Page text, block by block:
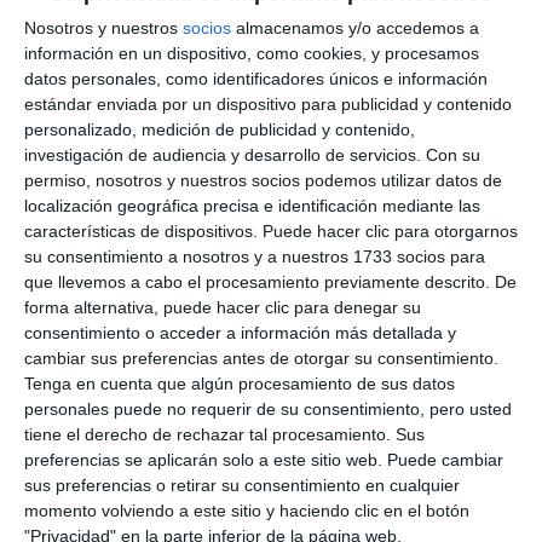
Nosotros y nuestros socios almacenamos y/o accedemos a
información en un dispositivo, como cookies, y procesamos
datos personales, como identificadores únicos e información
estándar enviada por un dispositivo para publicidad y contenido
personalizado, medición de publicidad y contenido,
investigación de audiencia y desarrollo de servicios. Con su
permiso, nosotros y nuestros socios podemos utilizar datos de
localización geográfica precisa e identificación mediante las
características de dispositivos. Puede hacer clic para otorgarnos
su consentimiento a nosotros y a nuestros 1733 socios para
que llevemos a cabo el procesamiento previamente descrito. De
forma alternativa, puede hacer clic para denegar su
consentimiento o acceder a información más detallada y
cambiar sus preferencias antes de otorgar su consentimiento.
Tenga en cuenta que algún procesamiento de sus datos
personales puede no requerir de su consentimiento, pero usted
tiene el derecho de rechazar tal procesamiento. Sus
preferencias se aplicarán solo a este sitio web. Puede cambiar
sus preferencias o retirar su consentimiento en cualquier
momento volviendo a este sitio y haciendo clic en el botón
"Privacidad" en la parte inferior de la página web.
Vuelve la magia de ‘Mijas con
alma a la luz de las velas’
ACTUALIDAD
La yinkana familiar ‘Verano sin
violencias’ hace su tercera
parada en La Cala
ACTUALIDAD
La Yincana Familiar sigue
recorriendo Mijas
ACTUALIDAD
El programa de Respiro Familiar
se estrena con “éxito” en el
albergue de Entrerríos